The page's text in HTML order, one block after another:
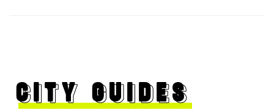
CITY GUIDES